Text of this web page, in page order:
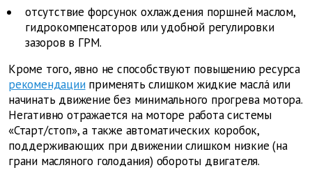
отсутствие форсунок охлаждения поршней маслом,
гидрокомпенсаторов или удобной регулировки
зазоров в ГРМ.
Кроме того, явно не способствуют повышению ресурса
рекомендацииприменять слишком жидкие маслá или
начинать движение без минимального прогрева мотора.
Негативно отражается на моторе работа системы
«Старт/стоп», а также автоматических коробок,
поддерживающих при движении слишком низкие (на
грани масляного голодания) обороты двигателя.